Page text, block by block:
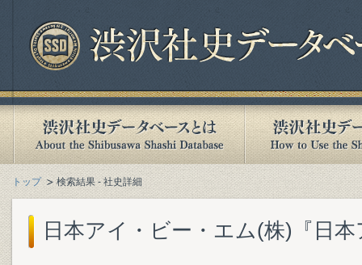
トップ 検索結果 - 社史詳細
日本アイ・ビー・エム(株)『日